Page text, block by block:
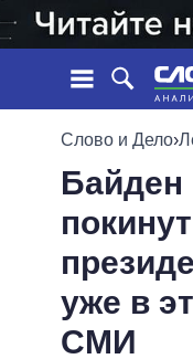
ЛЕНТА
СОБЫТИЯ
СТАТЬИ
МНЕНИЯ
ОБЗОРЫ
ДАЙДЖЕСТЫ
ВСЕ
ПРЕЗИДЕНТ
ВЕРХОВНАЯ
Слово и Дело›
Байден
уже в
СМИ